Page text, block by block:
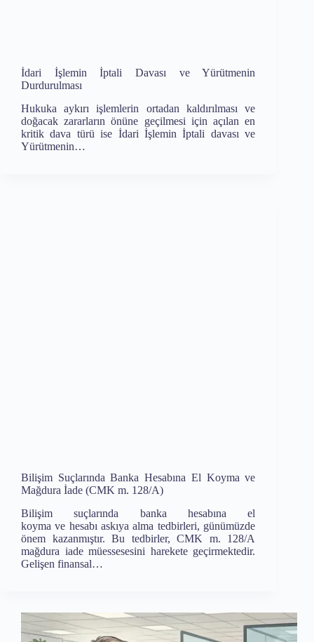
İdari İşlemin İptali Davası ve Yürütmenin
Durdurulması
Hukuka aykırı işlemlerin ortadan kaldırılması ve
doğacak zararların önüne geçilmesi için açılan en
kritik dava türü ise İdari İşlemin İptali davası ve
Yürütmenin…
Bilişim Suçlarında Banka Hesabına El Koyma ve
Mağdura İade (CMK m. 128/A)
Bilişim suçlarında banka hesabına el
koyma ve hesabı askıya alma tedbirleri, günümüzde
önem kazanmıştır. Bu tedbirler, CMK m. 128/A
mağdura iade müessesesini harekete geçirmektedir.
Gelişen finansal…